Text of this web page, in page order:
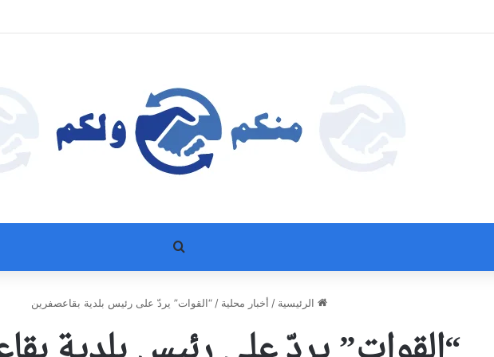
بحث عن
الرئيسية / أخبار محلية / “القوات” يردّ على رئيس بلدية بقاعصفرين